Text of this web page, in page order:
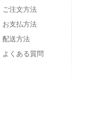
ご注文方法
お支払方法
配送方法
よくある質問